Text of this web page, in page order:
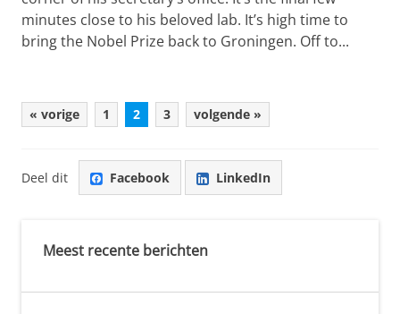
minutes close to his beloved lab. It’s high time to
bring the Nobel Prize back to Groningen. Off to...
« vorige 1 2 3 volgende »
Deel dit Facebook LinkedIn
Meest recente berichten